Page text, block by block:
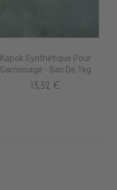
Kapok Synthétique Pour
Garnissage - Sac De 1kg
13,32 €